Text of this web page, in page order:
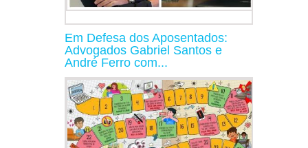
Em Defesa dos Aposentados:
Advogados Gabriel Santos e
André Ferro com...